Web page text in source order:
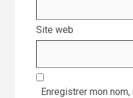
Site web
Enregistrer mon